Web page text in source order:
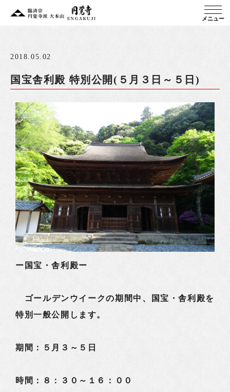
メニュー
2018.05.02
国宝舎利殿 特別公開(５月３日～５日)
ー国宝・舎利殿ー
ゴールデンウイークの期間中、国宝・舎利殿を
特別一般公開します。
期間：５月３～５日
時間：８：３０～１６：００